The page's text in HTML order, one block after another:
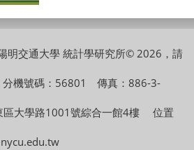
明交通大學 統計學研究所© 2026，請
分機號碼：56801 傳真：886-3-
區大學路1001號綜合一館4樓 位置